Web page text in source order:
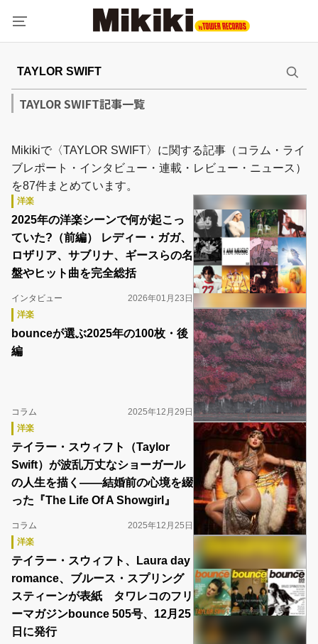
TAYLOR SWIFT記事一覧
Mikikiで〈TAYLOR SWIFT〉に関する記事（コラム・ライ
ブレポート・インタビュー・連載・レビュー・ニュース）
を87件まとめています。
洋楽
2025年の洋楽シーンで何が起こっ
ていた?（前編） レディー・ガガ、
ロザリア、サブリナ、ギースらの名
盤やヒット曲を完全総括
インタビュー
2026年01月23日
洋楽
bounceが選ぶ2025年の100枚・後
編
コラム
2025年12月29日
洋楽
テイラー・スウィフト（Taylor
Swift）が波乱万丈なショーガール
の人生を描く――結婚前の心境を綴
った『The Life Of A Showgirl』
コラム
2025年12月25日
洋楽
テイラー・スウィフト、Laura day
romance、ブルース・スプリング
スティーンが表紙 タワレコのフリ
ーマガジンbounce 505号、12月25
日に発行